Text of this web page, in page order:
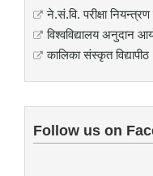
ने.सं.वि. परीक्षा नियन्त्रण
विश्वविद्यालय अनुदान
कालिका संस्कृत विद्यापीठ
Follow us on